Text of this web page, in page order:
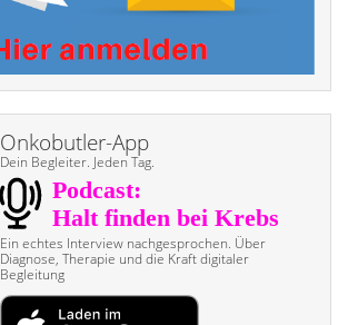
Onkobutler-App
Dein Begleiter. Jeden Tag.
Ein echtes Interview nach­gesprochen. Über
Diagnose, Therapie und die Kraft digitaler
Begleitung